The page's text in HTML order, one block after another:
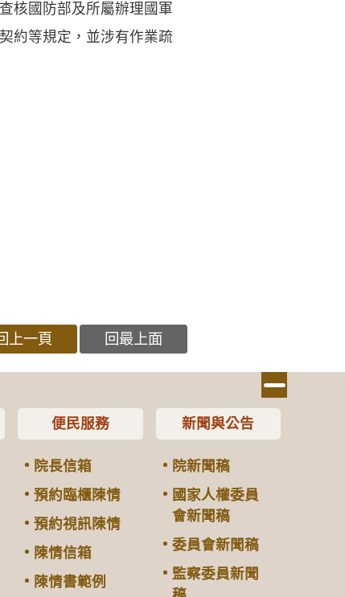
核國防部及所屬辦理國軍
約等規定，並涉有作業疏
上一頁 回最上面
便民服務
院長信箱
預約臨櫃陳情
預約視訊陳情
陳情信箱
陳情書範例
新聞與公告
院新聞稿
國家人權委員
會新聞稿
委員會新聞稿
監察委員新聞